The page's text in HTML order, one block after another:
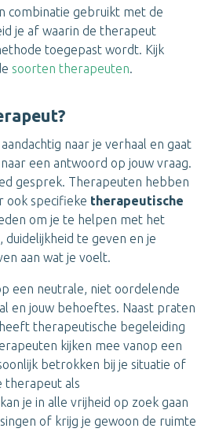
combinatie gebruikt met de
je af waarin de therapeut
toegepast wordt. Kijk
soorten therapeuten.
aandachtig naar je verhaal en gaat
een antwoord op jouw vraag.
gesprek. Therapeuten hebben
ook specifieke therapeutische
om je te helpen met het
te geven en je
aan wat je voelt.
een neutrale, niet oordelende
en jouw behoeftes. Naast praten
therapeutische begeleiding
kijken mee vanop een
betrokken bij je situatie of
therapeut als
kan je in alle vrijheid op zoek gaan
of krijg je gewoon de ruimte